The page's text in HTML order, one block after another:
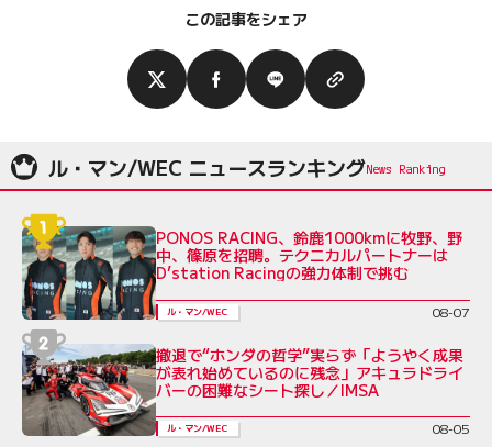
この記事をシェア
ル・マン/WEC ニュースランキング
PONOS RACING、鈴鹿1000kmに牧野、野
中、篠原を招聘。テクニカルパートナーは
D’station Racingの強力体制で挑む
ル・マン/WEC 08-07
撤退で“ホンダの哲学”実らず「ようやく成果
が表れ始めているのに残念」アキュラドライ
バーの困難なシート探し／IMSA
ル・マン/WEC 08-05